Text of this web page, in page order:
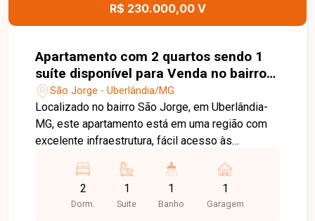
R$ 230.000,00 V
Apartamento com 2 quartos sendo 1
suíte disponível para Venda no bairro
São Jorge em Uberlândia-MG
São Jorge - Uberlândia/MG
Localizado no bairro São Jorge, em Uberlândia-
MG, este apartamento está em uma região com
excelente infraestrutura, fácil acesso às
supermercados, escolas, farmácias, comércios e
diversos serviços, proporcionando praticidade,
conforto e qualidade de vida para toda a família.
2
Dorm.
1
Suite
1
Banho
1
Garagem